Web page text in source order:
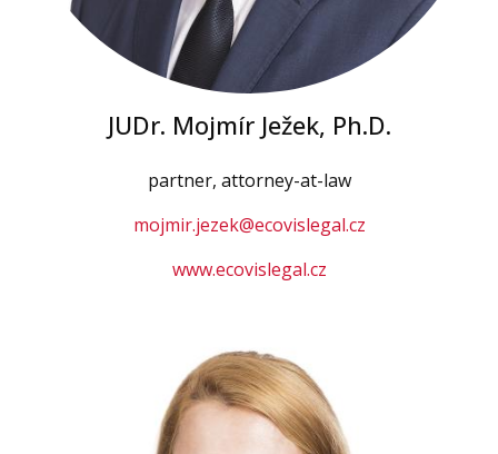
JUDr. Mojmír Ježek, Ph.D.
partner, attorney-at-law
mojmir.jezek@ecovislegal.cz
www.ecovislegal.cz